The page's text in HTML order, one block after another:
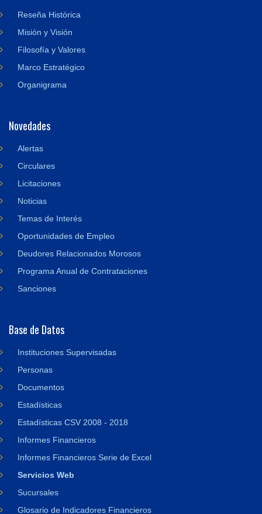
Reseña Histórica
Misión y Visión
Filosofía y Valores
Marco Estratégico
Organigrama
Novedades
Alertas
Circulares
Licitaciones
Noticias
Temas de Interés
Oportunidades de Empleo
Deudores Relacionados Morosos
Programa Anual de Contrataciones
Sanciones
Base de Datos
Instituciones Supervisadas
Personas
Documentos
Estadísticas
Estadísticas CSV 2008 - 2018
Informes Financieros
Informes Financieros Serie de Excel
Servicios Web
Sucursales
Glosario de Indicadores Financieros